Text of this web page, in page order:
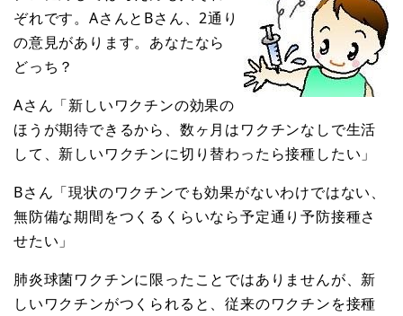
ぞれです。AさんとBさん、2通り
の意見があります。あなたなら
どっち？
Aさん「新しいワクチンの効果の
ほうが期待できるから、数ヶ月はワクチンなしで生活
して、新しいワクチンに切り替わったら接種したい」
Bさん「現状のワクチンでも効果がないわけではない、
無防備な期間をつくるくらいなら予定通り予防接種さ
せたい」
肺炎球菌ワクチンに限ったことではありませんが、新
しいワクチンがつくられると、従来のワクチンを接種